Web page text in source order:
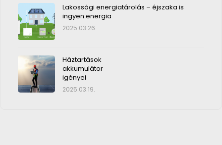
Lakossági energiatárolás – éjszaka is
ingyen energia
2025.03.26.
Háztartások
akkumulátor
igényei
2025.03.19.